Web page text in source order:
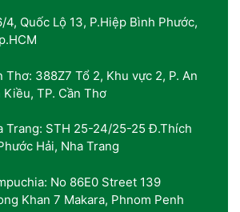
Quốc Lộ 13, P.Hiệp Bình Phước,
Thơ: 388Z7 Tổ 2, Khu vực 2, P. An
Kiều, TP. Cần Thơ
Trang: STH 25-24/25-25 Đ.Thích
Hải, Nha Trang
No 86E0 Street 139
Khan 7 Makara, Phnom Penh